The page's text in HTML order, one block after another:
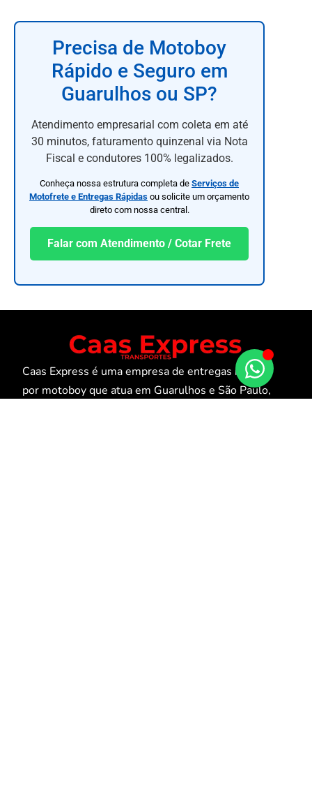
Precisa de Motoboy
Rápido e Seguro em
Guarulhos ou SP?
Atendimento empresarial com coleta em até
30 minutos, faturamento quinzenal via Nota
Fiscal e condutores 100% legalizados.
Conheça nossa estrutura completa de Serviços de
Motofrete e Entregas Rápidas ou solicite um orçamento
direto com nossa central.
Falar com Atendimento / Cotar Frete
Caas Express é uma empresa de entregas rápidas
por motoboy que atua em Guarulhos e São Paulo,